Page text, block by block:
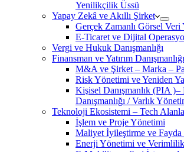
Yenilikçilik Üssü
Yapay Zekâ ve Akıllı Şirket
Gerçek Zamanlı Görsel Veri
E-Ticaret ve Dijital
Vergi ve Hukuk Danışmanlığı
Finansman ve Yatırım Danışmanlığı
M&A ve Şirket – Marka –
Risk Yönetimi ve Yeniden
Kişisel Danışmanlık (PIA )–
Danışmanlığı / Varlık
Teknoloji Ekosistemi – Tech
İşlem ve Proje Yönetimi
Maliyet İyileştirme ve Fayda
Enerji Yönetimi ve Verimlilik